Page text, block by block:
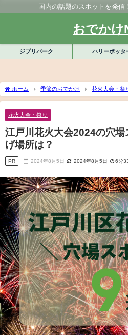
国内の話題のスポットを発信
おでかけ
ジブリパーク ハリーポッタ
ホーム 季節のおでかけ 花火大会・祭
ット９選！打ち上げ場所は？
花火大会・祭り
江戸川花火大会2024の穴
げ場所は？
PR 2024年8月5日 2024年8月5日 6分